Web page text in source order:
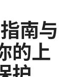
南与
的上